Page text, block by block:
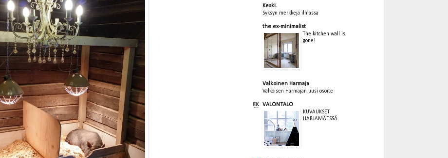
Keski.
Syksyn merkkejä ilmassa
the ex-minimalist
The kitchen wall is
gone!
Valkoinen Harmaja
Valkoisen Harmajan uusi osoite
VALONTALO
KUVAUKSET
HARJAMÄESSÄ